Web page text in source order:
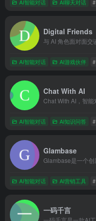
AI智能对话 AI聊天对话
Digital Friends
AI智能对话 AI游戏伙伴
Chat With AI
AI智能对话 AI知识问答
Glambase
AI智能对话 AI营销工具
一码千言